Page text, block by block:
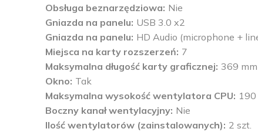
Obsługa beznarzędziowa Nie
Gniazda na panelu USB 3.0 x2
Gniazda na panelu HD Audio (microphone +
Miejsca na karty rozszerzeń 7
Maksymalna długość karty graficznej 369 mm
Okno Tak
Maksymalna wysokość wentylatora CPU 190
Boczny kanał wentylacyjny Nie
Ilość wentylatorów (zainstalowanych) 2 szt.